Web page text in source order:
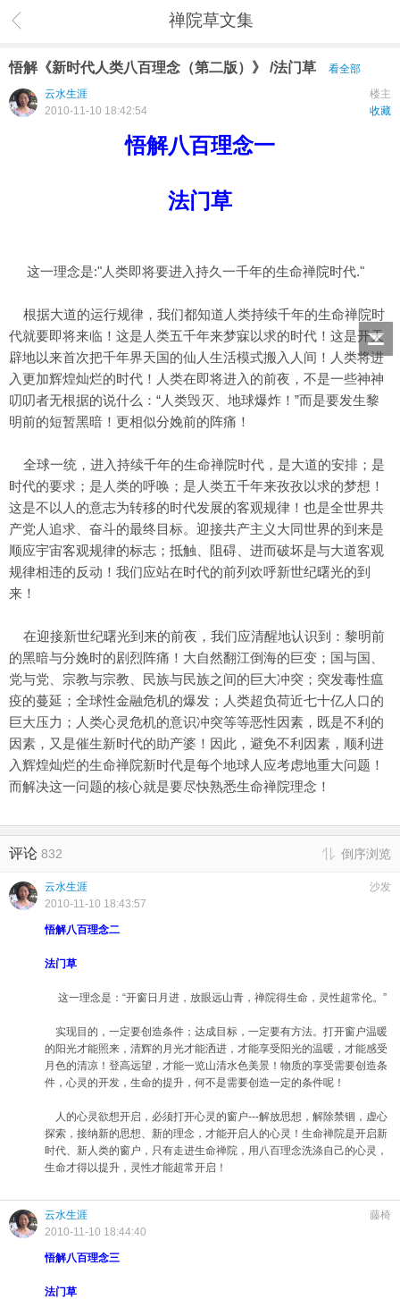
禅院草文集
悟解《新时代人类八百理念（第二版）》 /法门草
看全部
楼主
云水生涯
收藏
2010-11-10 18:42:54
悟解八百理念一
法门草
这一理念是:"人类即将要进入持久一千年的生命禅院时代."
根据大道的运行规律，我们都知道人类持续千年的生命禅院时
代就要即将来临！这是人类五千年来梦寐以求的时代！这是开天
辟地以来首次把千年界天国的仙人生活模式搬入人间！人类将进
入更加辉煌灿烂的时代！人类在即将进入的前夜，不是一些神神
叨叨者无根据的说什么：“人类毁灭、地球爆炸！”而是要发生黎
明前的短暂黑暗！更相似分娩前的阵痛！
全球一统，进入持续千年的生命禅院时代，是大道的安排；是
时代的要求；是人类的呼唤；是人类五千年来孜孜以求的梦想！
这是不以人的意志为转移的时代发展的客观规律！也是全世界共
产党人追求、奋斗的最终目标。迎接共产主义大同世界的到来是
顺应宇宙客观规律的标志；抵触、阻碍、进而破坏是与大道客观
规律相违的反动！我们应站在时代的前列欢呼新世纪曙光的到
来！
在迎接新世纪曙光到来的前夜，我们应清醒地认识到：黎明前
的黑暗与分娩时的剧烈阵痛！大自然翻江倒海的巨变；国与国、
党与党、宗教与宗教、民族与民族之间的巨大冲突；突发毒性瘟
疫的蔓延；全球性金融危机的爆发；人类超负荷近七十亿人口的
巨大压力；人类心灵危机的意识冲突等等恶性因素，既是不利的
因素，又是催生新时代的助产婆！因此，避免不利因素，顺利进
入辉煌灿烂的生命禅院新时代是每个地球人应考虑地重大问题！
而解决这一问题的核心就是要尽快熟悉生命禅院理念！
评论 832 倒序浏览
沙发
云水生涯
2010-11-10 18:43:57
悟解八百理念二
法门草
这一理念是：“开窗日月进，放眼远山青，禅院得生命，灵性超常伦。”
实现目的，一定要创造条件；达成目标，一定要有方法。打开窗户温暖
的阳光才能照来，清辉的月光才能洒进，才能享受阳光的温暖，才能感受
月色的清凉！登高远望，才能一览山清水色美景！物质的享受需要创造条
件，心灵的开发，生命的提升，何不是需要创造一定的条件呢！
人的心灵欲想开启，必须打开心灵的窗户---解放思想，解除禁锢，虚心
探索，接纳新的思想、新的理念，才能开启人的心灵！生命禅院是开启新
时代、新人类的窗户，只有走进生命禅院，用八百理念洗涤自己的心灵，
生命才得以提升，灵性才能超常开启！
藤椅
云水生涯
2010-11-10 18:44:40
悟解八百理念三
法门草